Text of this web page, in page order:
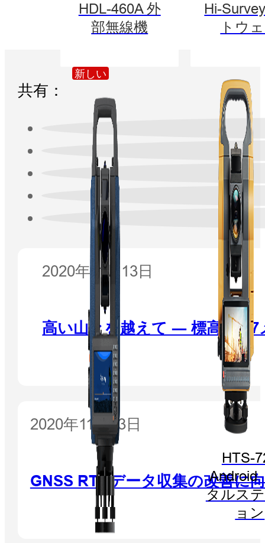
HDL-460A 外
部無線機
Hi-
トウ
新しい
HTS-
Android
タルス
ョン
共有：
2020年11月13日
高い山々を越えて ― 標高
2020年11月13日
GNSS RTKデータ収集の改善に